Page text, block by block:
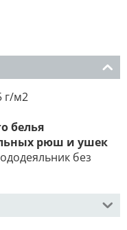
г/м2
белья
рюш и ушек
без